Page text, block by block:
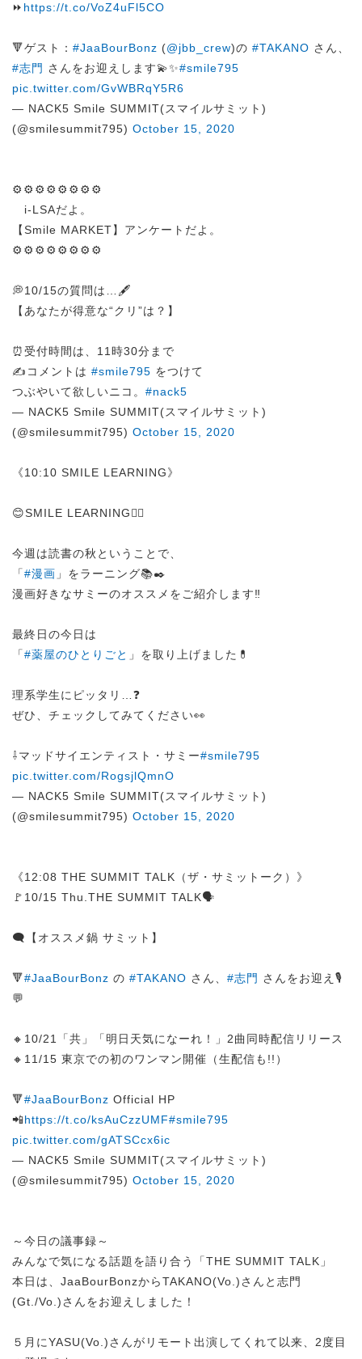
⏩ https://t.co/VoZ4uFl5CO
🔻ゲスト： #JaaBourBonz (@jbb_crew)の #TAKANO さん、
#志門 さんをお迎えします💫✨#smile795
pic.twitter.com/GvWBRqY5R6
— NACK5 Smile SUMMIT(スマイルサミット)
(@smilesummit795) October 15, 2020
⚙️⚙️⚙️⚙️⚙️⚙️⚙️⚙️
i-LSAだよ。
【Smile MARKET】アンケートだよ。
⚙️⚙️⚙️⚙️⚙️⚙️⚙️⚙️
💭10/15の質問は…🖋️
【あなたが得意な“クリ”は？】
⏰受付時間は、11時30分まで
✍️コメントは #smile795 をつけて
つぶやいて欲しいニコ。 #nack5
— NACK5 Smile SUMMIT(スマイルサミット)
(@smilesummit795) October 15, 2020
《10:10 SMILE LEARNING》
😊SMILE LEARNING✍🏻
今週は読書の秋ということで、
「#漫画 」をラーニング📚✒️
漫画好きなサミーのオススメをご紹介します‼
最終日の今日は
「#薬屋のひとりごと 」を取り上げました💊
理系学生にピッタリ…❓
ぜひ、チェックしてみてください👀
⇩マッドサイエンティスト・サミー#smile795
pic.twitter.com/RogsjlQmnO
— NACK5 Smile SUMMIT(スマイルサミット)
(@smilesummit795) October 15, 2020
《12:08 THE SUMMIT TALK（ザ・サミットーク）》
🚩10/15 Thu.THE SUMMIT TALK🗣️
🗨️【オススメ鍋 サミット】
🔻#JaaBourBonz の #TAKANO さん、 #志門 さんをお迎え🎙️
💬
🔸10/21「共」「明日天気になーれ！」2曲同時配信リリース
🔸11/15 東京での初のワンマン開催（生配信も!!）
🔻#JaaBourBonz Official HP
📲https://t.co/ksAuCzzUMF#smile795
pic.twitter.com/gATSCcx6ic
— NACK5 Smile SUMMIT(スマイルサミット)
(@smilesummit795) October 15, 2020
～今日の議事録～
みんなで気になる話題を語り合う「THE SUMMIT TALK」
本日は、JaaBourBonzからTAKANO(Vo.)さんと志門
(Gt./Vo.)さんをお迎えしました！
５月にYASU(Vo.)さんがリモート出演してくれて以来、2度目